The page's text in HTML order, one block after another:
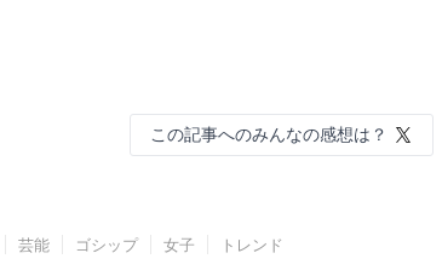
この記事へのみんなの感想は？
芸能 ゴシップ 女子 トレンド